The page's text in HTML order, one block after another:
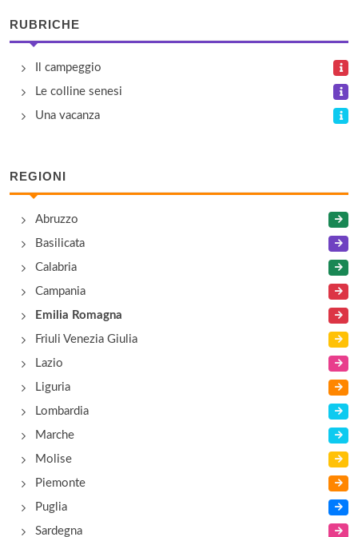
RUBRICHE
Il campeggio
Le colline senesi
Una vacanza
REGIONI
Abruzzo
Basilicata
Calabria
Campania
Emilia Romagna
Friuli Venezia Giulia
Lazio
Liguria
Lombardia
Marche
Molise
Piemonte
Puglia
Sardegna